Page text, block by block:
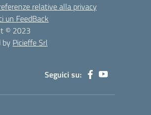
relative alla privacy
un FeedBack
© 2023
by Picieffe Srl
Seguici su: